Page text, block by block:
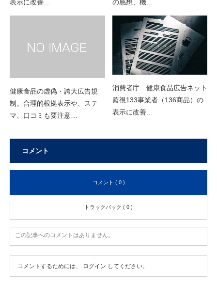
表示に改善…
の感想、機…
健康食品の虚偽・誇大広告規
制。合理的根拠表示や、ステ
マ、口コミも要注意…
消費者庁 健康食品広告ネット
監視133事業者（136商品）の
表示に改善…
コメント
コメント ( 0 )
トラックバック ( 0 )
この記事へのコメントはありません。
コメントするためには、 ログイン してください。